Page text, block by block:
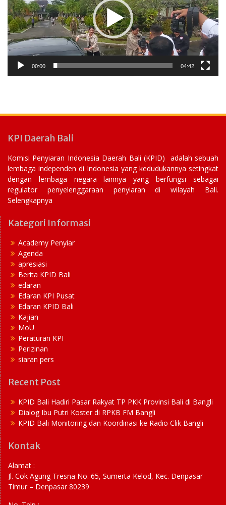
00:00 04:42
KPI Daerah Bali
Komisi Penyiaran Indonesia Daerah Bali (KPID) adalah sebuah
lembaga independen di Indonesia yang kedudukannya setingkat
dengan lembaga negara lainnya yang berfungsi sebagai
regulator penyelenggaraan penyiaran di wilayah Bali.
Selengkapnya
Kategori Informasi
Academy Penyiar
Agenda
apresiasi
Berita KPID Bali
edaran
Edaran KPI Pusat
Edaran KPID Bali
Kajian
MoU
Peraturan KPI
Perizinan
siaran pers
Recent Post
KPID Bali Hadiri Pasar Rakyat TP PKK Provinsi Bali di Bangli
Dialog Ibu Putri Koster di RPKB FM Bangli
KPID Bali Monitoring dan Koordinasi ke Radio Clik Bangli
Kontak
Alamat :
Jl. Cok Agung Tresna No. 65, Sumerta Kelod, Kec. Denpasar
Timur – Denpasar 80239